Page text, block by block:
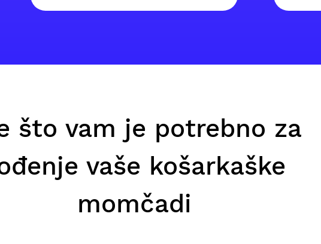
što vam je potrebno za
vaše košarkaške
momčadi